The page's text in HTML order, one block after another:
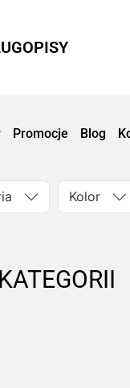
Promocje Blog
Kolor